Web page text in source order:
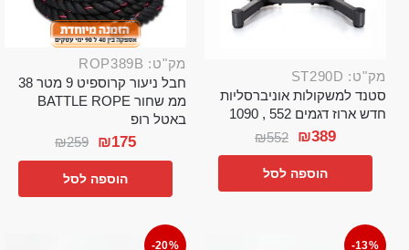
מק"ט: ST290D
סטנד למשקולות אוניברסליות
חדש ארוז דגמים 552 , 1090
₪552 ₪389
הוספה לסל
מק"ט: ROP389B
חבל ניעור קרוספיט 9 מטר 38
ממ שחור BATTLE ROPE
באטל רופ
₪259 ₪175
הוספה לסל
-13%
-20%